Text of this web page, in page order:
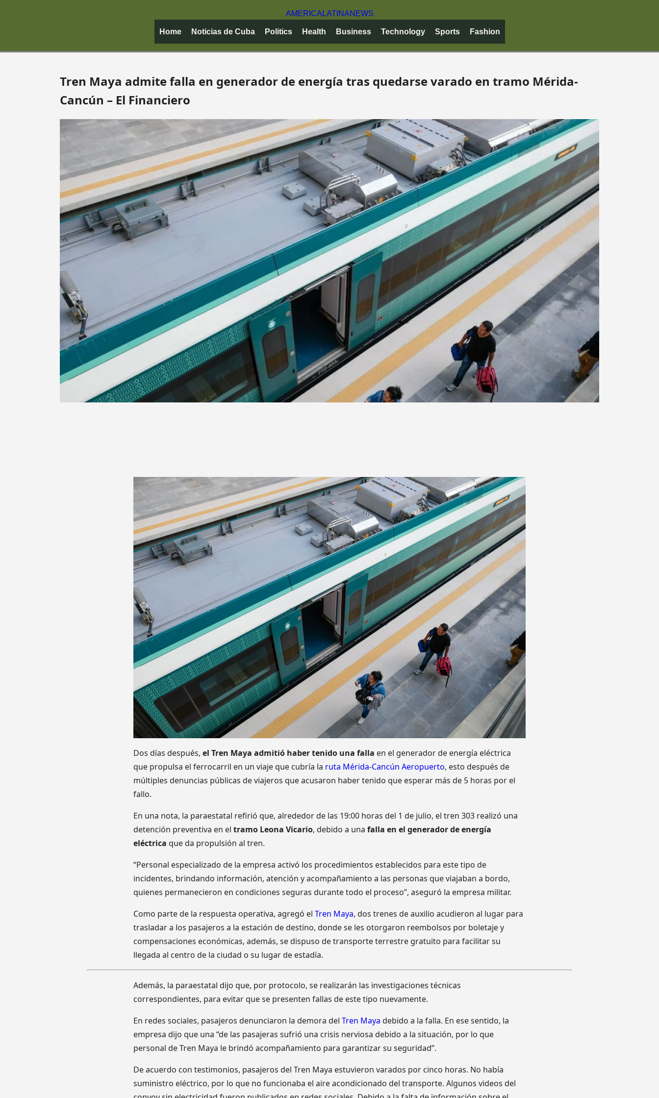
AMERICA LATINANEWS
Home Noticias de Cuba Politics Health Business Technology Sports Fashion
Tren Maya admite falla en generador de energía tras quedarse varado en tramo Mérida-
Cancún – El Financiero
Dos días después, el Tren Maya admitió haber tenido una falla en el generador de energía eléctrica
que propulsa el ferrocarril en un viaje que cubría la ruta Mérida-Cancún Aeropuerto, esto después de
múltiples denuncias públicas de viajeros que acusaron haber tenido que esperar más de 5 horas por el
fallo.
En una nota, la paraestatal refirió que, alrededor de las 19:00 horas del 1 de julio, el tren 303 realizó una
detención preventiva en el tramo Leona Vicario, debido a una falla en el generador de energía
eléctrica que da propulsión al tren.
“Personal especializado de la empresa activó los procedimientos establecidos para este tipo de
incidentes, brindando información, atención y acompañamiento a las personas que viajaban a bordo,
quienes permanecieron en condiciones seguras durante todo el proceso”, aseguró la empresa militar.
Como parte de la respuesta operativa, agregó el Tren Maya, dos trenes de auxilio acudieron al lugar para
trasladar a los pasajeros a la estación de destino, donde se les otorgaron reembolsos por boletaje y
compensaciones económicas, además, se dispuso de transporte terrestre gratuito para facilitar su
llegada al centro de la ciudad o su lugar de estadía.
Además, la paraestatal dijo que, por protocolo, se realizarán las investigaciones técnicas
correspondientes, para evitar que se presenten fallas de este tipo nuevamente.
En redes sociales, pasajeros denunciaron la demora del Tren Maya debido a la falla. En ese sentido, la
empresa dijo que una “de las pasajeras sufrió una crisis nerviosa debido a la situación, por lo que
personal de Tren Maya le brindó acompañamiento para garantizar su seguridad”.
De acuerdo con testimonios, pasajeros del Tren Maya estuvieron varados por cinco horas. No había
suministro eléctrico, por lo que no funcionaba el aire acondicionado del transporte. Algunos videos del